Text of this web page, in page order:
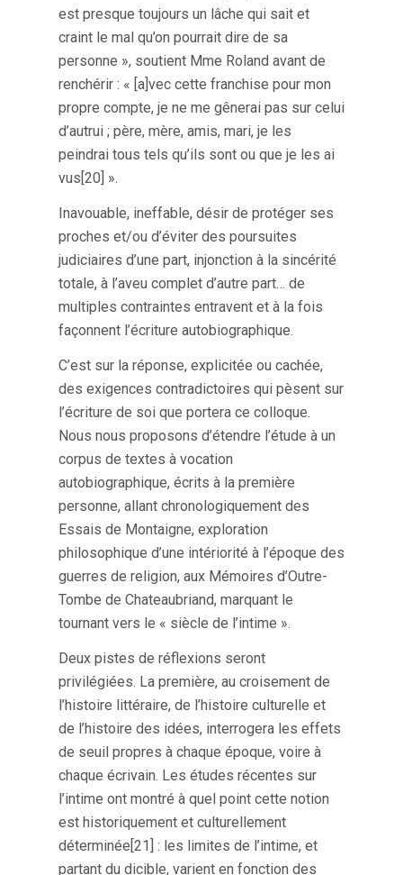
est presque toujours un lâche qui sait et
craint le mal qu’on pourrait dire de sa
personne », soutient Mme Roland avant de
renchérir : « [a]vec cette franchise pour mon
propre compte, je ne me gênerai pas sur celui
d’autrui ; père, mère, amis, mari, je les
peindrai tous tels qu’ils sont ou que je les ai
vus[20] ».
Inavouable, ineffable, désir de protéger ses
proches et/ou d’éviter des poursuites
judiciaires d’une part, injonction à la sincérité
totale, à l’aveu complet d’autre part… de
multiples contraintes entravent et à la fois
façonnent l’écriture autobiographique.
C’est sur la réponse, explicitée ou cachée,
des exigences contradictoires qui pèsent sur
l’écriture de soi que portera ce colloque.
Nous nous proposons d’étendre l’étude à un
corpus de textes à vocation
autobiographique, écrits à la première
personne, allant chronologiquement des
Essais de Montaigne, exploration
philosophique d’une intériorité à l’époque des
guerres de religion, aux Mémoires d’Outre-
Tombe de Chateaubriand, marquant le
tournant vers le « siècle de l’intime ».
Deux pistes de réflexions seront
privilégiées. La première, au croisement de
l’histoire littéraire, de l’histoire culturelle et
de l’histoire des idées, interrogera les effets
de seuil propres à chaque époque, voire à
chaque écrivain. Les études récentes sur
l’intime ont montré à quel point cette notion
est historiquement et culturellement
déterminée[21] : les limites de l’intime, et
partant du dicible, varient en fonction des